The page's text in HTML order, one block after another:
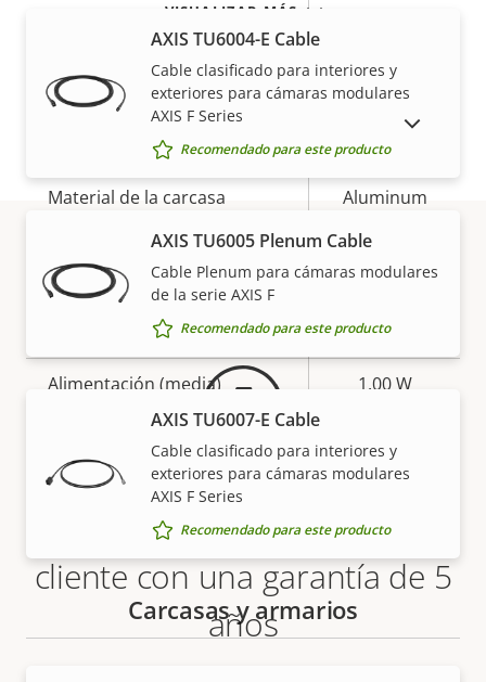
Clasificación de vandalismo
Entrada del cable
Back: SMA
Connector
Diseñado para repintar –
Material de la carcasa Aluminum
Power
de
propiedad
Valor de
la
propiedad
Potencia (máxima) 4.00 W
Alimentación (media) 1.00 W
VISUALIZAR MÁS
AXIS TU6004-E Cable
Cable clasificado para interiores y
exteriores para cámaras modulares
AXIS F Series
Recomendado para este producto
AXIS TU6005 Plenum Cable
Cable Plenum para cámaras modulares
de la serie AXIS F
Recomendado para este producto
AXIS TU6007-E Cable
Cable clasificado para interiores y
exteriores para cámaras modulares
AXIS F Series
Recomendado para este producto
Carcasas y armarios
MOSTRAR PRODUCTOS DESCATALOGADOS
Garantía
Más tranquilidad para el
cliente con una garantía de 5
años